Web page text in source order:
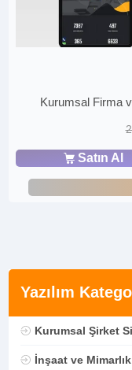
Yazılım
Kurumsal Şirket
İnşaat ve
Kurumsal Firma
Satın Al